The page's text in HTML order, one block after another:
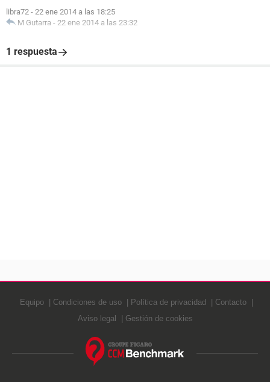
libra72 - 22 ene 2014 a las 18:25
M Gutarra - 22 ene 2014 a las 23:32
1 respuesta
Equipo Condiciones de uso Política de privacidad
Contacto
Aviso legal
Gestión de cookies